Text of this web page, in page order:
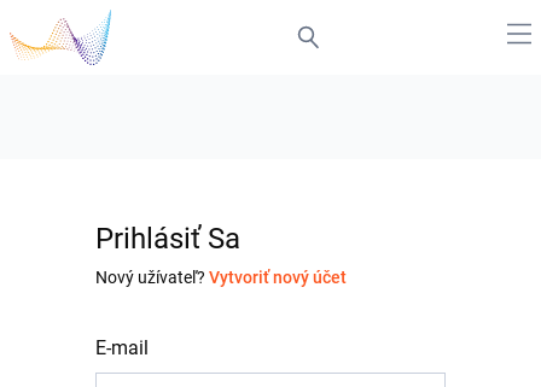
Prihlásiť Sa
Nový užívateľ? Vytvoriť nový účet
E-mail